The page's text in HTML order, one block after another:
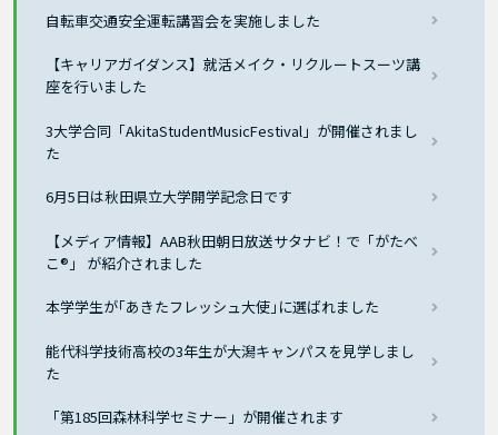
自転車交通安全運転講習会を実施しました
【キャリアガイダンス】就活メイク・リクルートスーツ講
座を行いました
3大学合同「AkitaStudentMusicFestival」が開催されまし
た
6月5日は秋田県立大学開学記念日です
【メディア情報】AAB秋田朝日放送サタナビ！で「がたべ
こ®」 が紹介されました
本学学生が｢あきたフレッシュ大使｣に選ばれました
能代科学技術高校の3年生が大潟キャンパスを見学しまし
た
「第185回森林科学セミナー」が開催されます